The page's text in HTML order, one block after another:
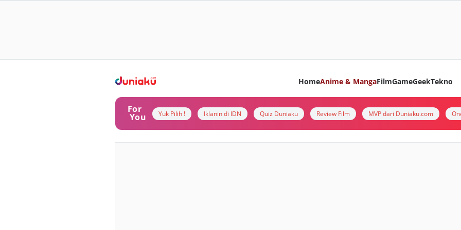
HomeAnime & MangaFilmGameGeekTekno
For
You Yuk Pilih ! Iklanin di IDN Quiz Duniaku Review Film MVP dari Duniaku.com